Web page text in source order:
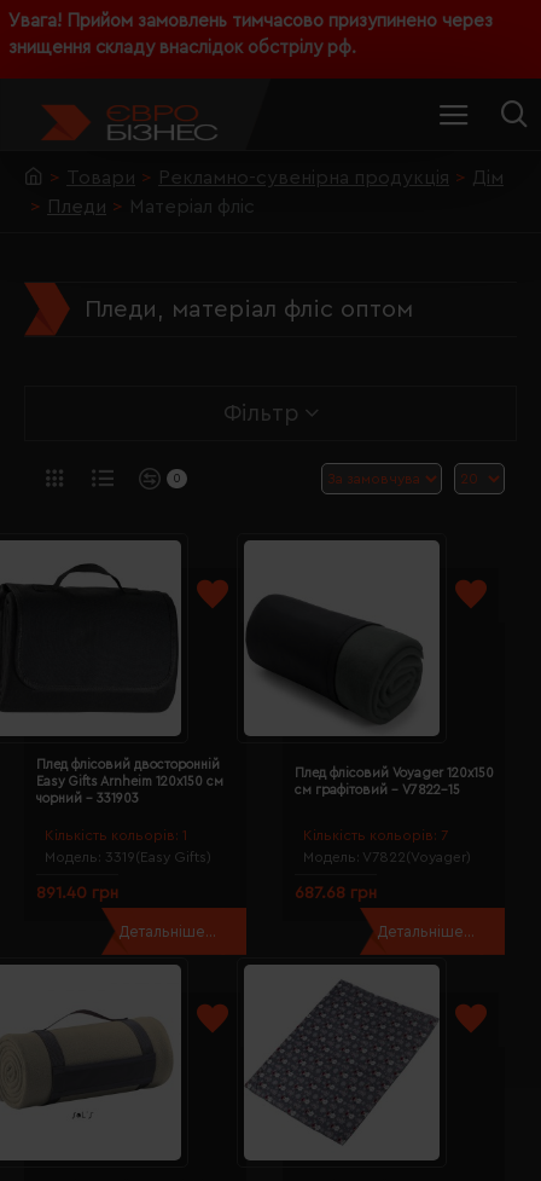
Увага! Прийом замовлень тимчасово призупинено через
знищення складу внаслідок обстрілу рф.
Товари Рекламно-сувенірна продукція
Дім
Пледи
Матеріал фліс
Пледи, матеріал фліс оптом
Фільтр
0
Кількість кольорів: 1
Модель: 3319(Easy Gifts)
Плед флісовий двосторонній
Easy Gifts Arnheim 120х150 см
чорний - 331903
891.40 грн
Детальніше...
Кількість кольорів: 7
Модель: V7822(Voyager)
Плед флісовий Voyager 120х150
см графітовий - V7822-15
687.68 грн
Детальніше...